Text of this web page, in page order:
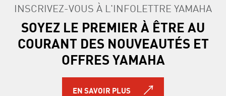
INSCRIVEZ-VOUS À L'INFOLETTRE YAMAHA
SOYEZ LE PREMIER À ÊTRE AU
COURANT DES NOUVEAUTÉS ET
OFFRES YAMAHA
EN SAVOIR PLUS